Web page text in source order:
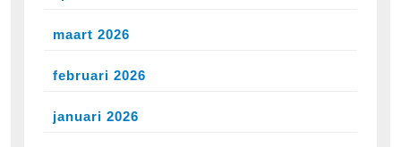
maart 2026
februari 2026
januari 2026